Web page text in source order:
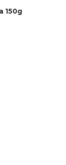
150g